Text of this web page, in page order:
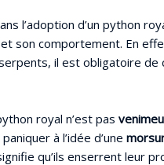
l’adoption d’un python
son comportement. En
il est obligatoire
royal n’est pas
à l’idée d’une
qu’ils enserrent leur